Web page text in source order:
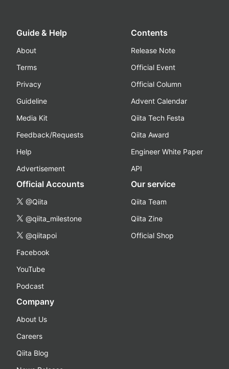
Guide & Help
About
Terms
Privacy
Guideline
Media Kit
Feedback/Requests
Help
Advertisement
Contents
Release Note
Official Event
Official Column
Advent Calendar
Qiita Tech Festa
Qiita Award
Engineer White Paper
API
Official Accounts
@Qiita
@qiita_milestone
@qiitapoi
Facebook
YouTube
Podcast
Our service
Qiita Team
Qiita Zine
Official Shop
Company
About Us
Careers
Qiita Blog